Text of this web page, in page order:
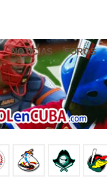
NOTICIAS FOROS